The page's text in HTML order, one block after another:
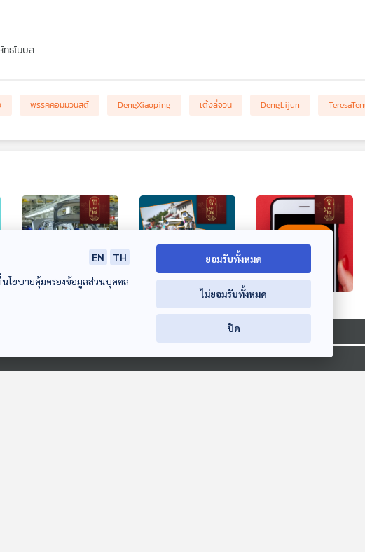
ธโนบล
พรรคคอมมิวนิสต์ DengXiaoping เติ้งลี่จวิน DengLijun
EP. 174: จีนกับการใช้
นวัตกรรม ตา หู จมูก
อัจฉริยะ เพื่อสร้าง
Smart Cities
มองจีนมุมใหม่
EP. 175: TEMU
อีคอมเมิร์ซจีนบุกไทย
สะเทือนตลาดค้าปลีก
ออนไลน์
มองจีนมุมใหม่
00:00:00
EN
TH
นโยบายคุ้มครองข้อมูลส่วนบุคคล
ยอมรับทั้งหมด
ไม่ยอมรับทั้งหมด
ปิด